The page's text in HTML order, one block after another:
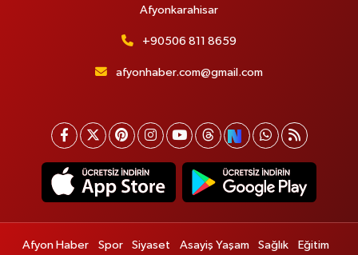
Afyonkarahisar
+90506 811 8659
afyonhaber.com@gmail.com
Afyon Haber Spor Siyaset Asayiş Yaşam Sağlık
Eğitim